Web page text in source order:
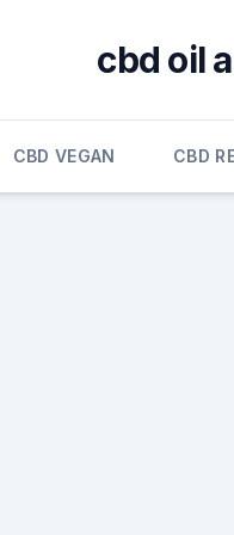
cbd oil
CBD VEGAN CBD